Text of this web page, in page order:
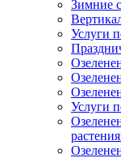
Зимние
Услуги
Услуги